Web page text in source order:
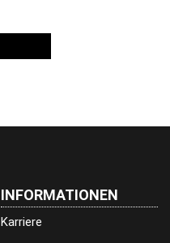
INFORMATIONEN
Karriere